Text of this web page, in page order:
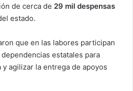
de cerca de 29 mil despensas
estado.
que en las labores participan
estatales para
agilizar la entrega de apoyos